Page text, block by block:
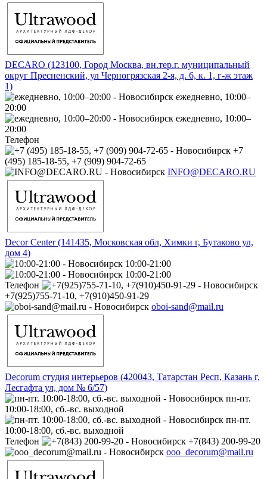
DECARO (123100, Город Москва, вн.тер.г. муниципальный
округ Пресненский, ул Черногрязская 2-я, д. 6, к. 1, г-ж этаж
1)
ежедневно, 10:00–
20:00
ежедневно, 10:00–
20:00
Телефон
+7
(495) 185-18-55, +7 (909) 904-72-65
INFO@DECARO.RU
Decor Center (141435, Московская обл, Химки г, Бутаково ул,
дом 4)
10:00-21:00
10:00-21:00
Телефон
+7(925)755-71-10, +7(910)450-91-29
oboi-sand@mail.ru
Decorum студия интерьеров (420043, Татарстан Респ, Казань г,
Лесгафта ул, дом № 6/57)
пн-пт.
10:00-18:00, сб.-вс. выходной
пн-пт.
10:00-18:00, сб.-вс. выходной
Телефон
+7(843) 200-99-20
ooo_decorum@mail.ru